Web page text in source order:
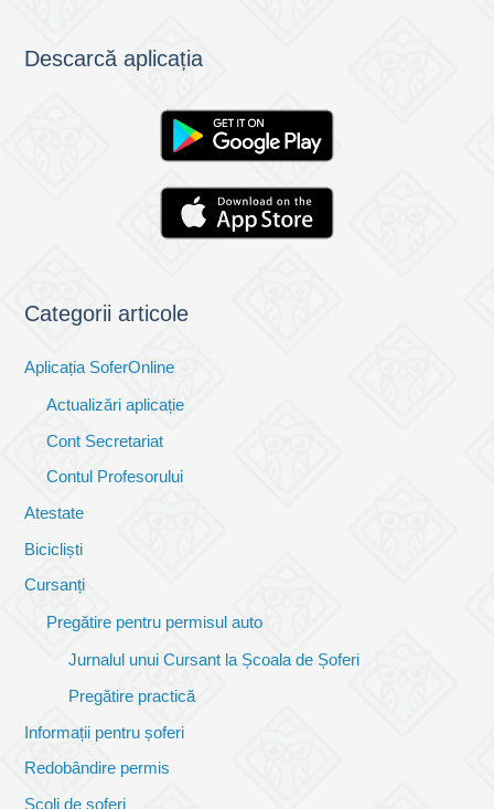
Descarcă aplicația
Categorii articole
Aplicația SoferOnline
Actualizări aplicație
Cont Secretariat
Contul Profesorului
Atestate
Bicicliști
Cursanți
Pregătire pentru permisul auto
Jurnalul unui Cursant la Școala de Șoferi
Pregătire practică
Informații pentru șoferi
Redobândire permis
Școli de șoferi